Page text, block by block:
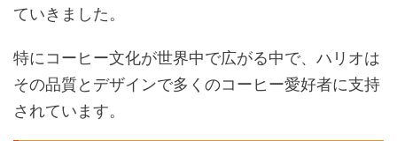
ていきました。
特にコーヒー文化が世界中で広がる中で、ハリオは
その品質とデザインで多くのコーヒー愛好者に支持
されています。